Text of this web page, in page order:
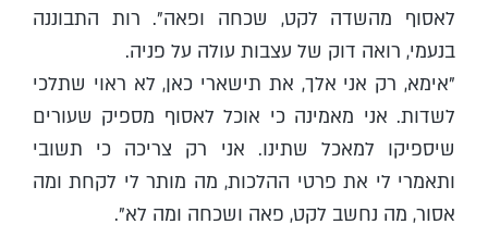
לאסוף מהשדה לקט, שכחה ופאה". רות התבוננה
בנעמי, רואה דוק של עצבות עולה על פניה.
"אימא, רק אני אלך, את תישארי כאן, לא ראוי שתלכי
לשדות. אני מאמינה כי אוכל לאסוף מספיק שעורים
שיספיקו למאכל שתינו. אני רק צריכה כי תשובי
ותאמרי לי את פרטי ההלכות, מה מותר לי לקחת ומה
אסור, מה נחשב לקט, פאה ושכחה ומה לא".